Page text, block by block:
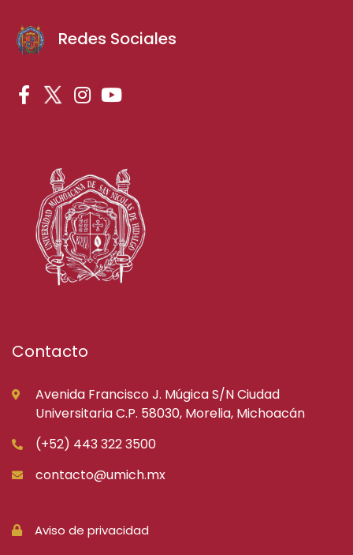
Redes Sociales
Contacto
Avenida Francisco J. Múgica S/N Ciudad
Universitaria C.P. 58030, Morelia, Michoacán
(+52) 443 322 3500
contacto@umich.mx
Aviso de privacidad